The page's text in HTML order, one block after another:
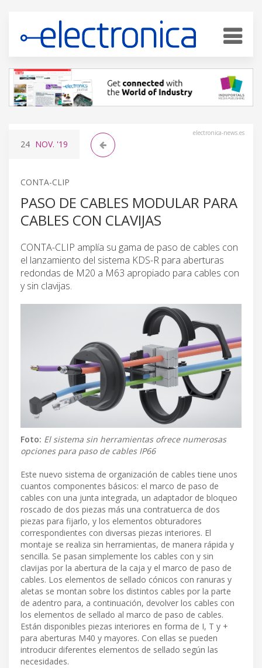
electronica-news.es
24 NOV. '19
CONTA-CLIP
PASO DE CABLES MODULAR PARA
CABLES CON CLAVIJAS
CONTA-CLIP amplía su gama de paso de cables con
el lanzamiento del sistema KDS-R para aberturas
redondas de M20 a M63 apropiado para cables con
y sin clavijas.
Foto: El sistema sin herramientas ofrece numerosas
opciones para paso de cables IP66
Este nuevo sistema de organización de cables tiene unos
cuantos componentes básicos: el marco de paso de
cables con una junta integrada, un adaptador de bloqueo
roscado de dos piezas más una contratuerca de dos
piezas para fijarlo, y los elementos obturadores
correspondientes con diversas piezas interiores. El
montaje se realiza sin herramientas, de manera rápida y
sencilla. Se pasan simplemente los cables con y sin
clavijas por la abertura de la caja y el marco de paso de
cables. Los elementos de sellado cónicos con ranuras y
aletas se montan sobre los distintos cables por la parte
de adentro para, a continuación, devolver los cables con
los elementos de sellado al marco de paso de cables.
Están disponibles piezas interiores en forma de I, T y +
para aberturas M40 y mayores. Con ellas se pueden
introducir diferentes elementos de sellado según las
necesidades.